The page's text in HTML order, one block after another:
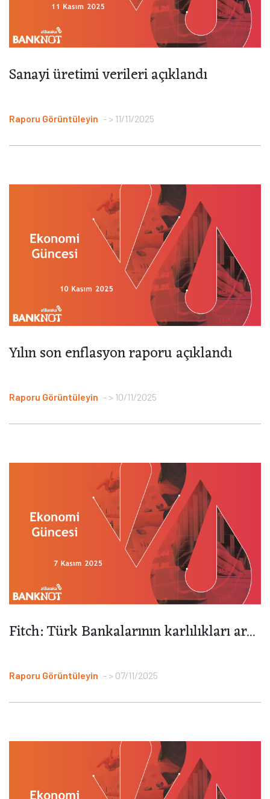
Sanayi üretimi verileri açıklandı
Raporu Görüntüleyin > 11/11/2025
Yılın son enflasyon raporu açıklandı
Raporu Görüntüleyin > 10/11/2025
Fitch: Türk Bankalarının karlılıkları ar...
Raporu Görüntüleyin > 07/11/2025